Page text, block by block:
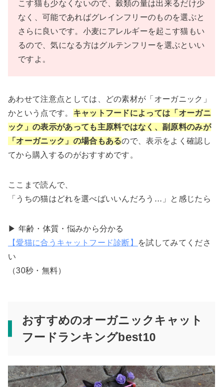
こす猫も少なくないので、穀類の量は出来るだけ少
なく、可能であればグレインフリーのものを選ぶと
さらに良いです。小麦にアレルギーを起こす猫もい
るので、気になる方はグルテンフリーを選ぶといい
ですよ。
あわせて注意点としては、どの素材が「オーガニック」
かという点です。 キャットフードによっては「オーガニ
ック」の表示があっても主原料ではなく、副原料のみが
「オーガニック」の場合もあるので、表示をよく確認し
てから購入するのがおすすめです。
ここまで読んで、
「うちの猫はどれを選べばいいんだろう…」と感じたら
▶︎ 年齢・体質・悩みから分かる
【愛猫に合うキャットフード診断】
を試してみてくださ
い
（30秒・無料）
おすすめのオーガニックキャット
フードランキングbest10